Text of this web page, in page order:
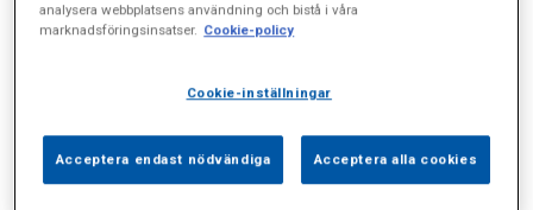
Sidor (0) Press (0) Sophianytt (0)
analysera webbplatsens användning och bistå i våra
marknadsföringsinsatser. Cookie-policy
Cookie-inställningar
Acceptera endast nödvändiga Acceptera alla cookies